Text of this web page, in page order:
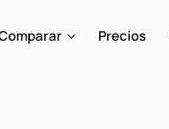
Precios